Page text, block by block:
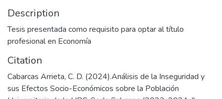
Description
Tesis presentada como requisito para optar al título
profesional en Economía
Citation
Cabarcas Arrieta, C. D. (2024).Análisis de la Inseguridad y
sus Efectos Socio-Económicos sobre la Población